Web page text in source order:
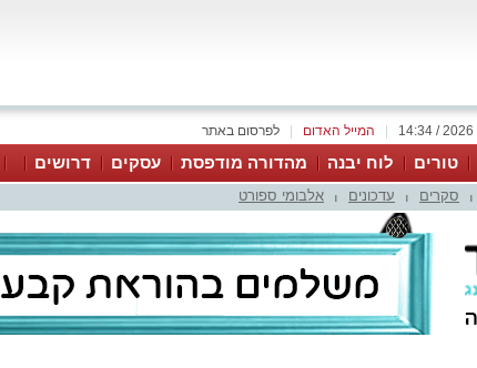
לפרסום באתר המייל האדום
טורים לוח יבנה מהדורה מודפסת עסקים דרושים
סקרים עדכונים אלבומי ספורט